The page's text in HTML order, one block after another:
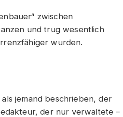
zwischen
und trug wesentlich
wurden.
jemand beschrieben, der
der nur verwaltete –